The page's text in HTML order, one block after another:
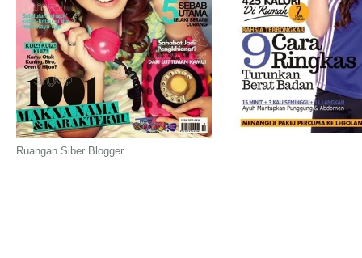
Ruangan Siber Blogger